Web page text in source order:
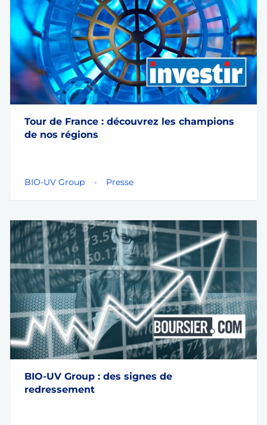
Tour de France : découvrez les champions
de nos régions
BIO-UV Group Presse
BIO-UV Group : des signes de
redressement